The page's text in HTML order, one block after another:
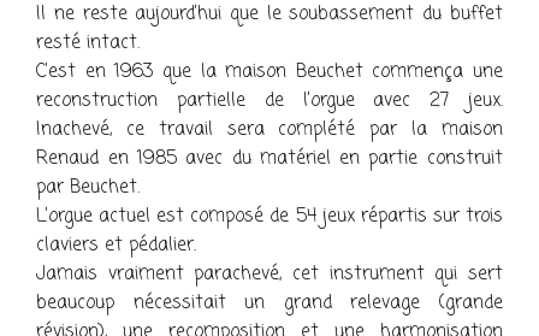
Il ne reste aujourd’hui que le soubassement du buffet
resté intact.
C’est en 1963 que la maison Beuchet commença une
reconstruction partielle de l’orgue avec 27 jeux.
Inachevé, ce travail sera complété par la maison
Renaud en 1985 avec du matériel en partie construit
par Beuchet.
L’orgue actuel est composé de 54 jeux répartis sur trois
claviers et pédalier.
Jamais vraiment parachevé, cet instrument qui sert
beaucoup nécessitait un grand relevage (grande